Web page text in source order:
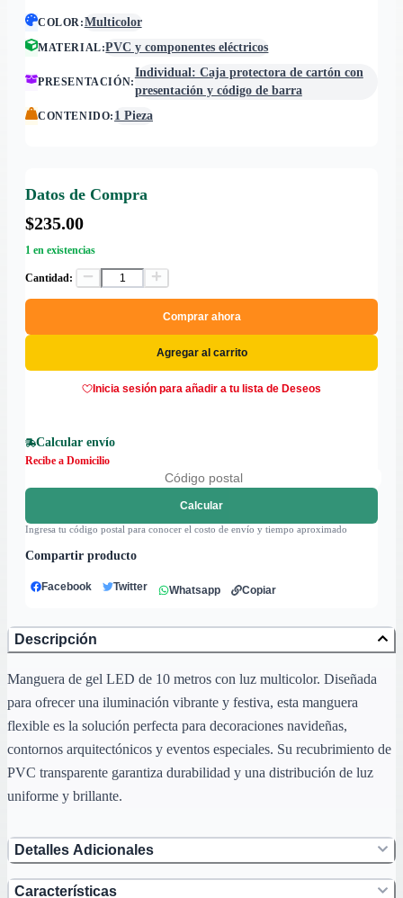
COLOR:Multicolor
MATERIAL:PVC y componentes eléctricos
PRESENTACIÓN:
Individual: Caja protectora de cartón con
presentación y código de barra
CONTENIDO: 1 Pieza
Datos de Compra
$235.00
1 en existencias
Cantidad:
Comprar ahora
Agregar al carrito
Inicia sesión para añadir a tu lista de Deseos
Calcular envío
Recibe a Domicilio
Calcular
Ingresa tu código postal para conocer el costo de envío y tiempo aproximado
Compartir producto
Facebook Twitter Whatsapp Copiar
Descripción
Manguera de gel LED de 10 metros con luz multicolor. Diseñada
para ofrecer una iluminación vibrante y festiva, esta manguera
flexible es la solución perfecta para decoraciones navideñas,
contornos arquitectónicos y eventos especiales. Su recubrimiento de
PVC transparente garantiza durabilidad y una distribución de luz
uniforme y brillante.
Detalles Adicionales
Características